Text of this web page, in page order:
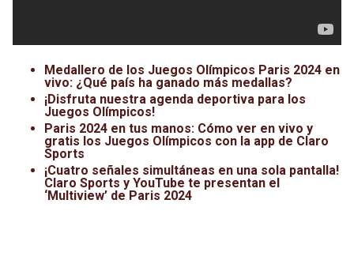
Medallero de los Juegos Olímpicos Paris 2024 en
vivo: ¿Qué país ha ganado más medallas?
¡Disfruta nuestra agenda deportiva para los
Juegos Olímpicos!
Paris 2024 en tus manos: Cómo ver en vivo y
gratis los Juegos Olímpicos con la app de Claro
Sports
¡Cuatro señales simultáneas en una sola pantalla!
Claro Sports y YouTube te presentan el
‘Multiview’ de Paris 2024